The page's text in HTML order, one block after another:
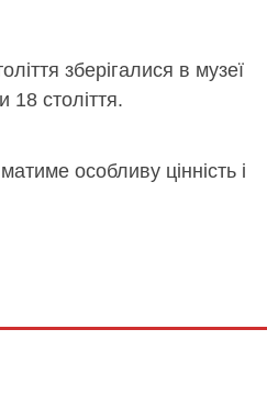
зберігалися в музеї
18 століття.
особливу цінність і